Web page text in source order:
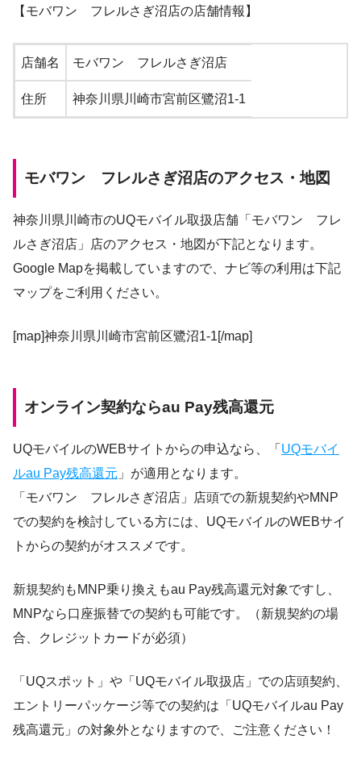
【モバワン フレルさぎ沼店の店舗情報】
店舗名 モバワン フレルさぎ沼店
住所 神奈川県川崎市宮前区鷺沼1-1
モバワン フレルさぎ沼店のアクセス・地図
神奈川県川崎市のUQモバイル取扱店舗「モバワン フレ
ルさぎ沼店」店のアクセス・地図が下記となります。
Google Mapを掲載していますので、ナビ等の利用は下記
マップをご利用ください。
[map]神奈川県川崎市宮前区鷺沼1-1[/map]
オンライン契約ならau Pay残高還元
UQモバイルのWEBサイトからの申込なら、「 UQモバイ
ルau Pay残高還元 」が適用となります。
「モバワン フレルさぎ沼店」店頭での新規契約やMNP
での契約を検討している方には、UQモバイルのWEBサイ
トからの契約がオススメです。
新規契約もMNP乗り換えもau Pay残高還元対象ですし、
MNPなら口座振替での契約も可能です。（新規契約の場
合、クレジットカードが必須）
「UQスポット」や「UQモバイル取扱店」での店頭契約、
エントリーパッケージ等での契約は「UQモバイルau Pay
残高還元」の対象外となりますので、ご注意ください！